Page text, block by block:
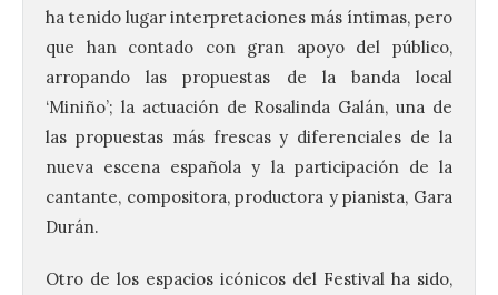
ha tenido lugar interpretaciones más íntimas, pero
que han contado con gran apoyo del público,
arropando las propuestas de la banda local
‘Miniño’; la actuación de Rosalinda Galán, una de
las propuestas más frescas y diferenciales de la
nueva escena española y la participación de la
cantante, compositora, productora y pianista, Gara
Durán.
Otro de los espacios icónicos del Festival ha sido,